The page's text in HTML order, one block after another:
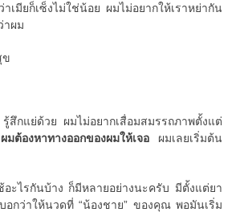
ยก็เซ็งไม่ใช่น้อย ผมไม่อยากให้เราหย่ากัน
าผม
ข
กแย่ด้วย ผมไม่อยากเสื่อมสมรรถภาพตั้งแต่
ผมต้องหาทางออกของผมให้เจอ ผมเลยเริ่มต้น
ะไรกันบ้าง ก็มีหลายอย่างนะครับ มีตั้งแต่ยา
อกว่าให้นวดที่ “น้องชาย” ของคุณ พอมันเริ่ม